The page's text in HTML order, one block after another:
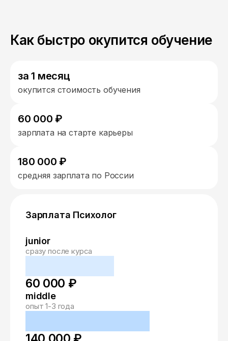
Как быстро окупится обучение
за 1 месяц
окупится стоимость обучения
60 000 ₽
зарплата на старте карьеры
180 000 ₽
средняя зарплата по России
Зарплата Психолог
junior
сразу после курса
60 000 ₽
middle
опыт 1-3 года